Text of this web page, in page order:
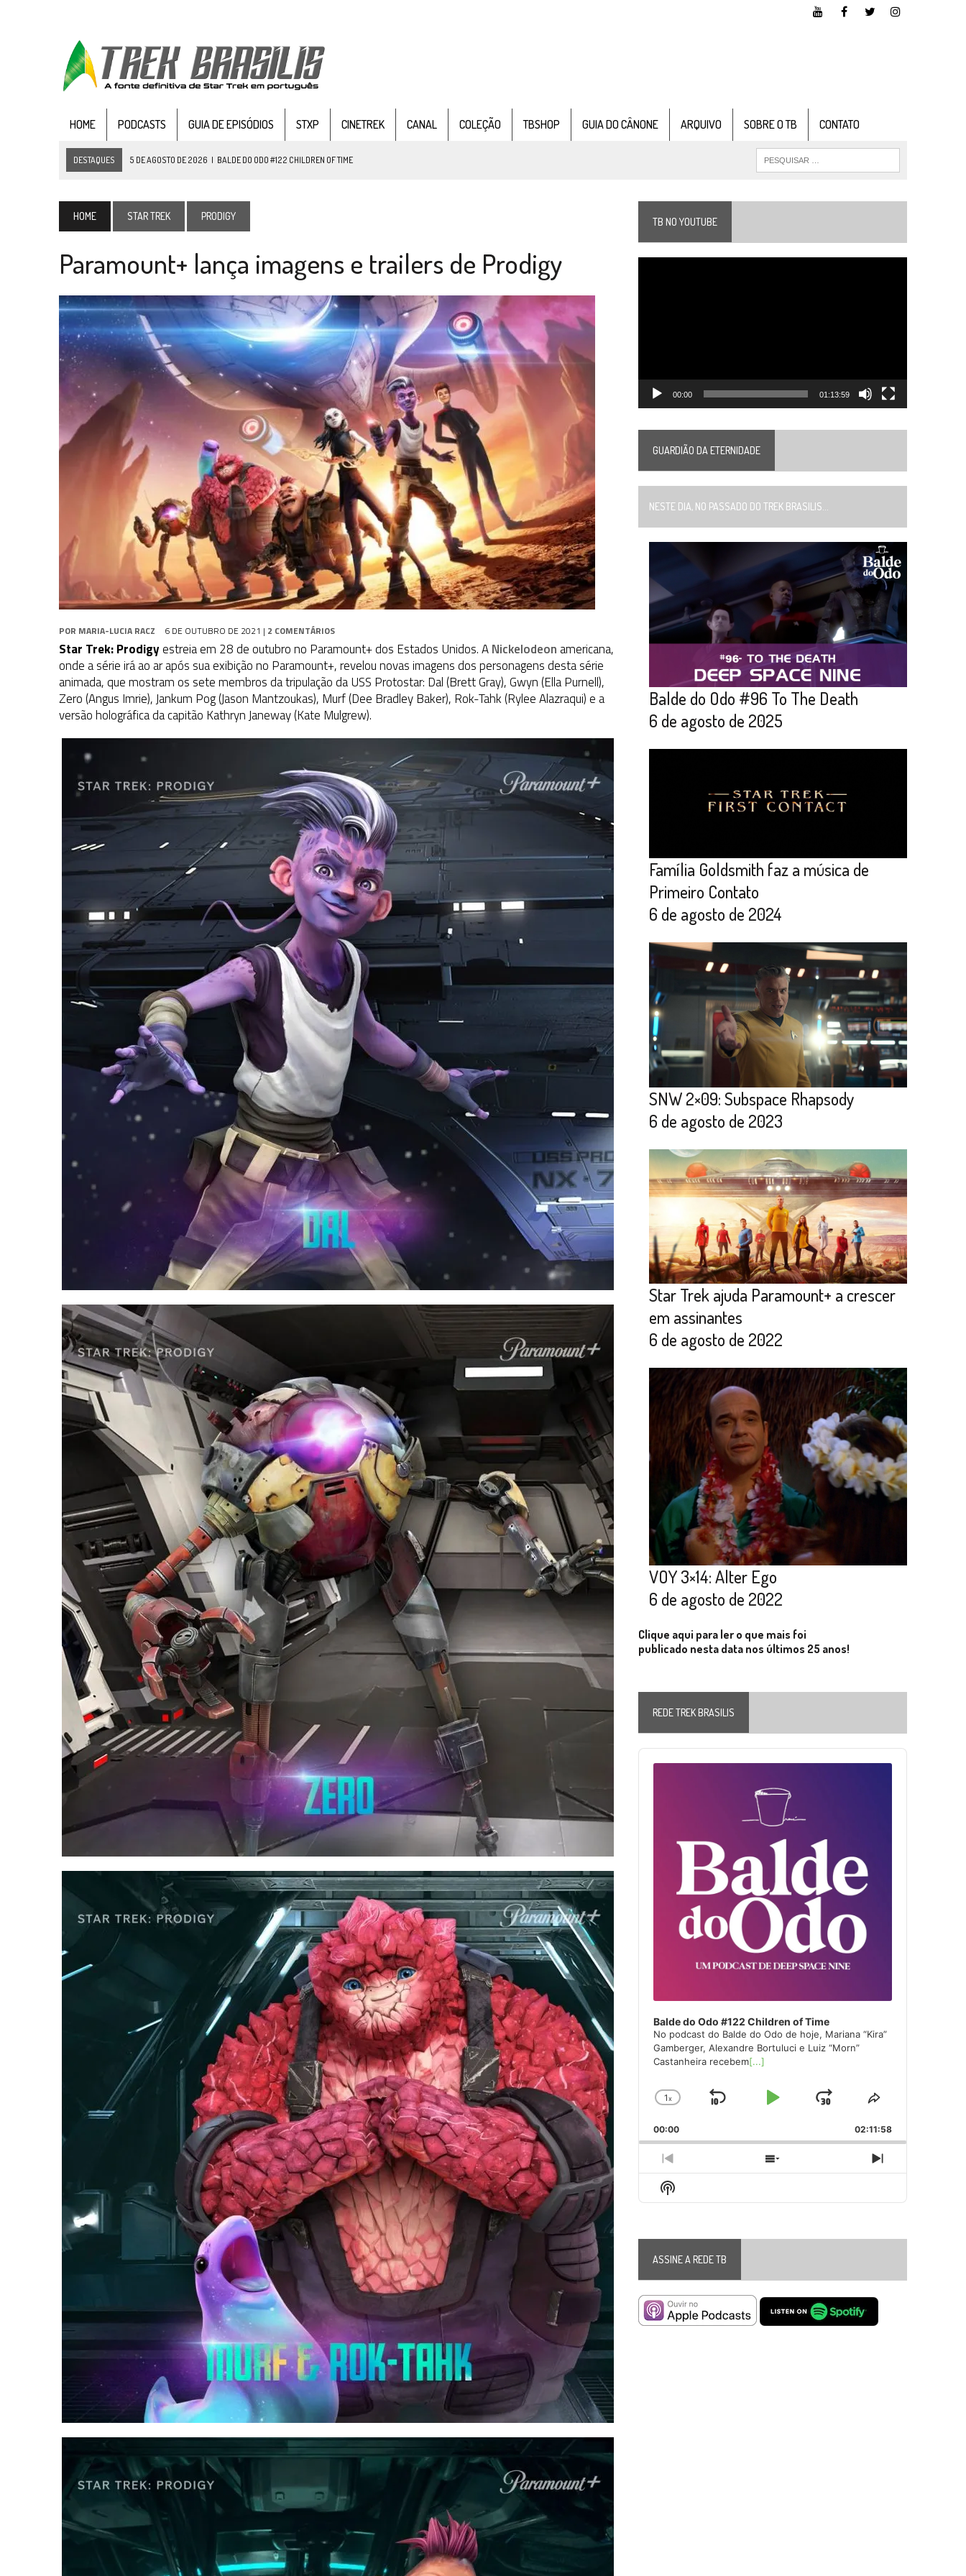
HOME PODCASTS GUIA DE EPISÓDIOS STXP CINETREK CANAL COLEÇÃO TBSHOP GUIA DO CÂNONE ARQUIVO SOBRE O TB CONTATO
DESTAQUES 4 DE AGOSTO DE 2026 REVISITANDO “HIDE AND Q” (TNG 1×09)
2 DE AGOSTO DE 2026 | TB AO VIVO | STAR TREK: STRANGE NEW WORLDS – “THE GRIFFIN INCIDENT” (4×02)
ELENCO DE STRANGE NEW WORLDS ENCARA O FIM DE UMA ERA NA SDCC
GRANDES JORNADAS | QUATRO EPISÓDIOS DE
31 DE JULHO DE 2026 BOX DELUXE DO ANO 5 DACOLEÇÃO TREK BRASILIS JÁ DISPONÍVEL EM PRÉ-VENDA!
31 DE JULHO DE 2026 | SNW 4×02: THE GRIFFIN INCIDENT
6 DE AGOSTO DE 2026 | AVALIE E COMENTE SNW 4×03: HUMAN BEST FRIEND
5 DE AGOSTO DE 2026 BALDE DO ODO #122 CHILDREN OF TIME
HOME STAR TREK PRODIGY
Paramount+ lança imagens e trailers de Prodigy
POR MARIA-LUCIA RACZ 6 DE OUTUBRO DE 2021 | 2 COMENTÁRIOS
Star Trek: Prodigyestreia em 28 de outubro no Paramount+ dos Estados Unidos. ANickelodeon americana,
onde a série irá ao ar após sua exibição no Paramount+, revelou novas imagens dos personagens desta série
animada, que mostram os sete membros da tripulação da USS Protostar: Dal (Brett Gray), Gwyn (Ella Purnell),
Zero (Angus Imrie), Jankum Pog (Jason Mantzoukas), Murf (Dee Bradley Baker), Rok-Tahk (Rylee Alazraqui) e a
versão holográfica da capitão Kathryn Janeway (Kate Mulgrew).
TB NO YOUTUBE
00:00 01:13:59
GUARDIÃO DA ETERNIDADE
NESTE DIA, NO PASSADO DO TREK BRASILIS...
Balde do Odo #96 To The Death
6 de agosto de 2025
Família Goldsmith faz a música de
Primeiro Contato
6 de agosto de 2024
SNW 2×09: Subspace Rhapsody
6 de agosto de 2023
Star Trek ajuda Paramount+ a crescer
em assinantes
6 de agosto de 2022
VOY 3×14: Alter Ego
6 de agosto de 2022
Clique aqui para ler o que mais foi
publicado nesta data nos últimos 25 anos!
REDE TREK BRASILIS
Audio
Player
Balde do Odo #122 Children of Time
No podcast do Balde do Odo de hoje, Mariana “Kira”
Gamberger, Alexandre Bortuluci e Luiz “Morn”
Castanheira recebem[...]
Change
Rate
1x
Skip
Play
Jump
Forward
Share
Episode
00:00 02:11:58
Previous
Episode
Show
Episodes
Next
Episode
Show
Podcast
ASSINE A REDE TB